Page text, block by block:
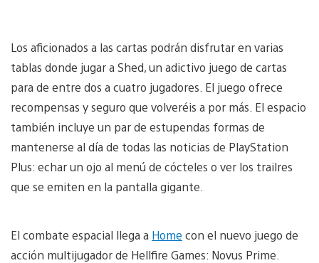
Los aficionados a las cartas podrán disfrutar en varias
tablas donde jugar a Shed, un adictivo juego de cartas
para de entre dos a cuatro jugadores. El juego ofrece
recompensas y seguro que volveréis a por más. El espacio
también incluye un par de estupendas formas de
mantenerse al día de todas las noticias de PlayStation
Plus: echar un ojo al menú de cócteles o ver los trailres
que se emiten en la pantalla gigante.
El combate espacial llega a Home con el nuevo juego de
acción multijugador de Hellfire Games: Novus Prime.